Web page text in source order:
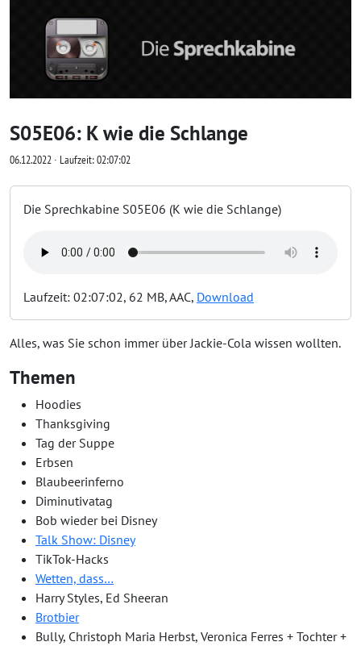
S05E06: K wie die Schlange
06.12.2022 ∙ Laufzeit: 02:07:02
Die Sprechkabine S05E06 (K wie die Schlange)
Laufzeit: 02:07:02, 62 MB, AAC, Download
Alles, was Sie schon immer über Jackie-Cola wissen wollten.
Themen
Hoodies
Thanksgiving
Tag der Suppe
Erbsen
Blaubeerinferno
Diminutivatag
Bob wieder bei Disney
Talk Show: Disney
TikTok-Hacks
Wetten, dass…
Harry Styles, Ed Sheeran
Brotbier
Bully, Christoph Maria Herbst, Veronica Ferres + Tochter +